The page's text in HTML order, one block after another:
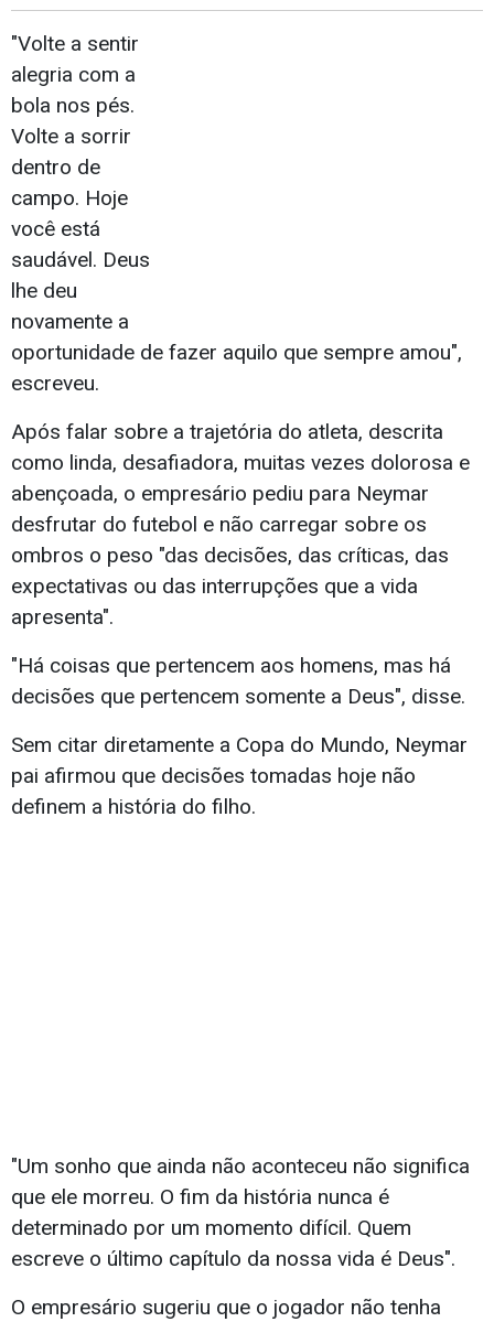
"Volte a sentir
alegria com a
bola nos pés.
Volte a sorrir
dentro de
campo. Hoje
você está
saudável. Deus
lhe deu
novamente a
oportunidade de fazer aquilo que sempre amou",
escreveu.
Após falar sobre a trajetória do atleta, descrita
como linda, desafiadora, muitas vezes dolorosa e
abençoada, o empresário pediu para Neymar
desfrutar do futebol e não carregar sobre os
ombros o peso "das decisões, das críticas, das
expectativas ou das interrupções que a vida
apresenta".
"Há coisas que pertencem aos homens, mas há
decisões que pertencem somente a Deus", disse.
Sem citar diretamente a Copa do Mundo, Neymar
pai afirmou que decisões tomadas hoje não
definem a história do filho.
"Um sonho que ainda não aconteceu não significa
que ele morreu. O fim da história nunca é
determinado por um momento difícil. Quem
escreve o último capítulo da nossa vida é Deus".
O empresário sugeriu que o jogador não tenha